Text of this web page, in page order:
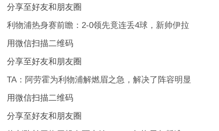
分享至好友和朋友圈
利物浦热身赛前瞻：2-0领先竟连丢4球，新帅伊拉
用微信扫描二维码
分享至好友和朋友圈
TA：阿劳霍为利物浦解燃眉之急，解决了阵容明显
用微信扫描二维码
分享至好友和朋友圈